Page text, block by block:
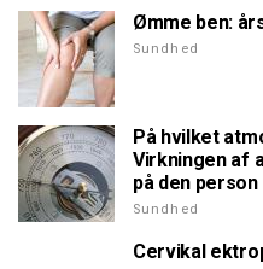
Ømme ben:
Sundhed
På hvilket
Virkningen af
på den person
Sundhed
Cervikal